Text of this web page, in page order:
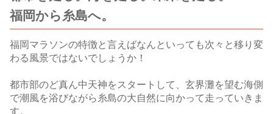
福岡から糸島へ。
福岡マラソンの特徴と言えばなんといっても次々と移り変
わる風景ではないでしょうか！
都市部のど真ん中天神をスタートして、玄界灘を望む海側
で潮風を浴びながら糸島の大自然に向かって走っていきま
す。